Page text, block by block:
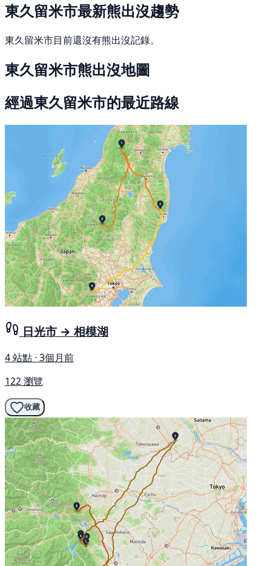
東久留米市最新熊出沒趨勢
東久留米市目前還沒有熊出沒記錄。
東久留米市熊出沒地圖
經過東久留米市的最近路線
日光市 → 相模湖
4 站點 · 3個月前
122 瀏覽
收藏